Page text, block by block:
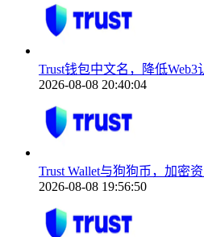
Trust钱包中文名，降低
2026-08-08 20:40:04
Trust Wallet与狗狗币，加密
2026-08-08 19:56:50